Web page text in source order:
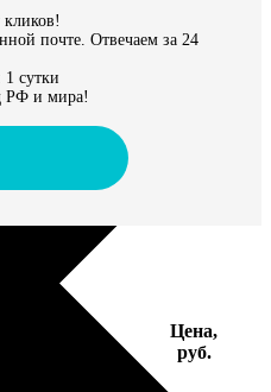
кликов!
почте. Отвечаем за 24
1 сутки
РФ и мира!
Цена,
руб.